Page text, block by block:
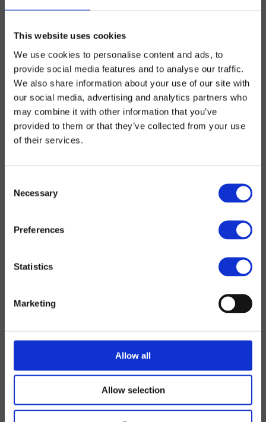
This website uses cookies
We use cookies to personalise content and ads, to
provide social media features and to analyse our traffic.
We also share information about your use of our site with
our social media, advertising and analytics partners who
may combine it with other information that you’ve
provided to them or that they’ve collected from your use
of their services.
Selection
Necessary
Preferences
Statistics
Marketing
Allow all
Allow selection